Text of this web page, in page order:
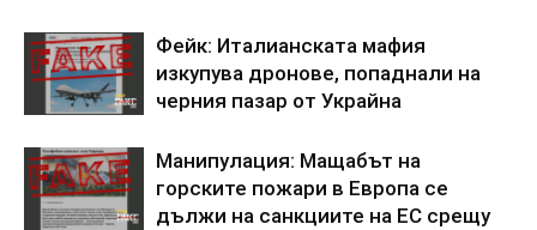
Фейк: Италианската мафия
изкупува дронове, попаднали на
черния пазар от Украйна
Манипулация: Мащабът на
горските пожари в Европа се
дължи на санкциите на ЕС срещу